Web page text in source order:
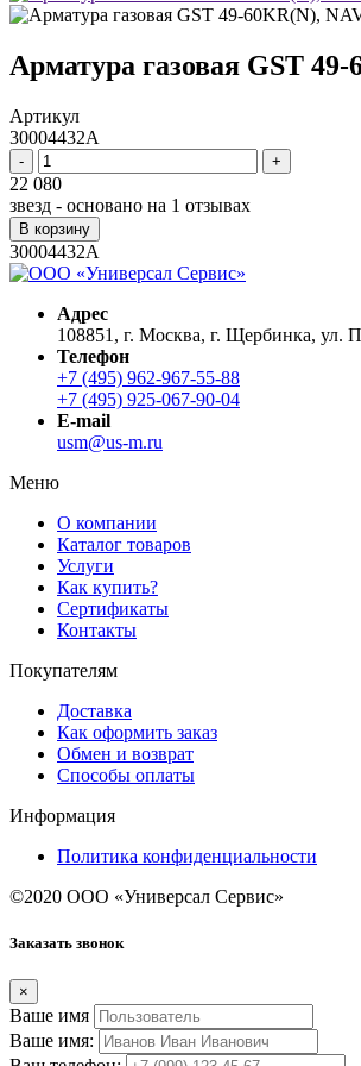
Арматура газовая GST
Артикул
30004432A
- +
22 080
звезд - основано на 1 отзывах
В корзину
30004432A
Адрес
108851, г. Москва, г. Щербинка, ул.
Телефон
+7 (495) 962-967-55-88
+7 (495) 925-067-90-04
E-mail
usm@us-m.ru
Меню
О компании
Каталог товаров
Услуги
Как купить?
Сертификаты
Контакты
Покупателям
Доставка
Как оформить заказ
Обмен и возврат
Способы оплаты
Информация
Политика конфиденциальности
©2020 ООО «Универсал Сервис»
Заказать звонок
×
Ваше имя
Ваше имя: